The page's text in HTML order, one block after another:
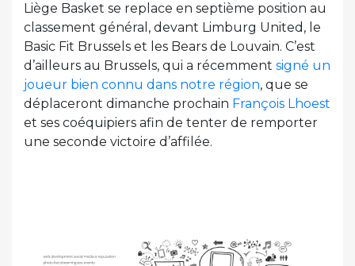
Liège Basket se replace en septième position au
classement général, devant Limburg United, le
Basic Fit Brussels et les Bears de Louvain. C’est
d’ailleurs au Brussels, qui a récemment signé un
joueur bien connu dans notre région, que se
déplaceront dimanche prochain François Lhoest
et ses coéquipiers afin de tenter de remporter
une seconde victoire d’affilée.